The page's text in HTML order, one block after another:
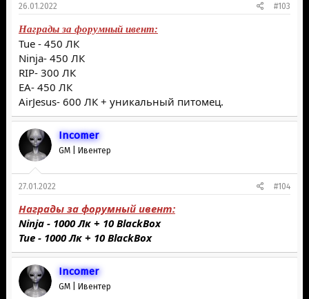
26.01.2022 #103
Награды за форумный ивент:
Tue - 450 ЛК
Ninja- 450 ЛК
RIP- 300 ЛК
EA- 450 ЛК
AirJеsus- 600 ЛК + уникальный питомец.
Inсоmer
GM | Ивентер
27.01.2022 #104
Награды за форумный ивент:
Ninja - 1000 Лк + 10 BlackBox
Tue - 1000 Лк + 10 BlackBox
Inсоmer
GM | Ивентер